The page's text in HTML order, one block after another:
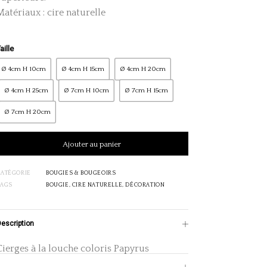
: cire naturelle
Ø 4cm H 10cm Ø 4cm H 15cm Ø 4cm H 20cm
Ø 4cm H 25cm Ø 7cm H 10cm Ø 7cm H 15cm
Ø 7cm H 20cm
Ajouter au panier
Ajouté au panier
BOUGIES & BOUGEOIRS
BOUGIE, CIRE NATURELLE,DÉCORATION
à la louche coloris Papyrus